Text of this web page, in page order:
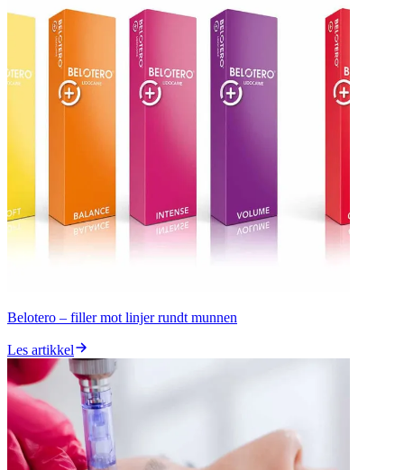
Belotero – filler mot linjer rundt munnen
Les artikkel